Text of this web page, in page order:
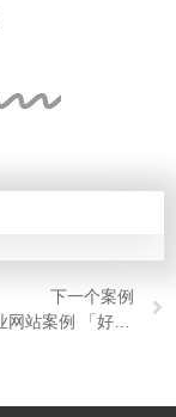
下一个案例
教育培训行业网站案例 「好学鸟」